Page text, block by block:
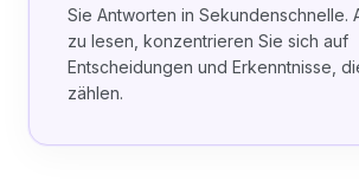
Sie Antworten in Sekundenschnelle.
zu lesen, konzentrieren Sie sich auf
Entscheidungen und Erkenntnisse,
zählen.